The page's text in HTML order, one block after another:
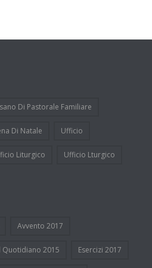
Di Pastorale Familiare
Di Natale Ufficio
Liturgico Ufficio Lturgico
Avvento 2017
Quotidiano 2015 Esercizi 2017